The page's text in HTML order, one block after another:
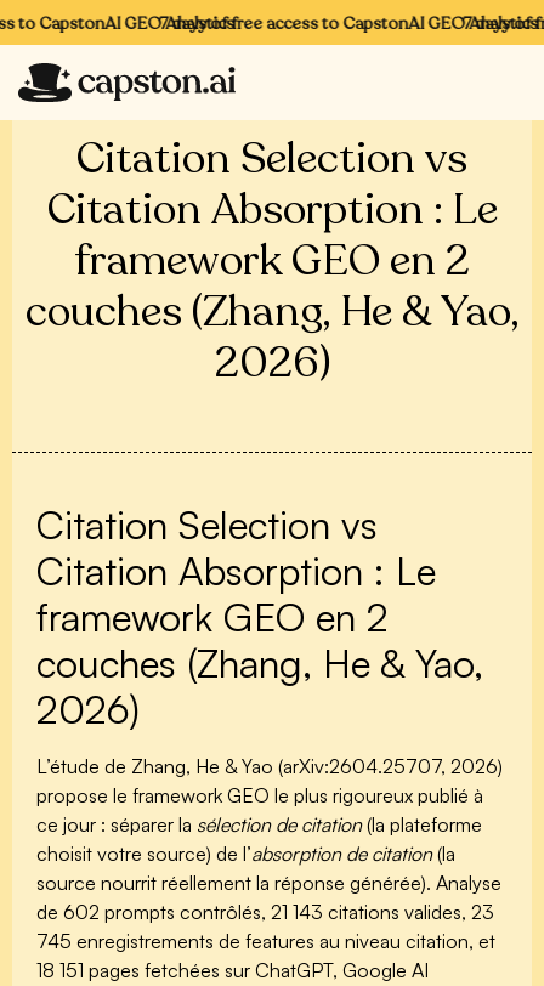
CapstonAI GEO Analytics7 days of free access to CapstonAI GEO Analytics
7 days of
Citation Selection vs
Citation Absorption : Le
framework GEO en 2
couches (Zhang, He & Yao,
2026)
Citation Selection vs
Citation Absorption : Le
framework GEO en 2
couches (Zhang, He & Yao,
2026)
L’étude de Zhang, He & Yao (arXiv:2604.25707, 2026)
propose le framework GEO le plus rigoureux publié à
ce jour : séparer la sélection de citation(la plateforme
choisit votre source) de l’absorption de citation(la
source nourrit réellement la réponse générée). Analyse
de 602 prompts contrôlés, 21 143 citations valides, 23
745 enregistrements de features au niveau citation, et
18 151 pages fetchées sur ChatGPT, Google AI